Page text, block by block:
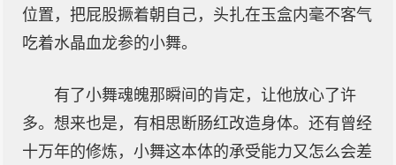
位置，把屁股撅着朝自己，头扎在玉盒内毫不客气
吃着水晶血龙参的小舞。
有了小舞魂魄那瞬间的肯定，让他放心了许
多。想来也是，有相思断肠红改造身体。还有曾经
十万年的修炼，小舞这本体的承受能力又怎么会差